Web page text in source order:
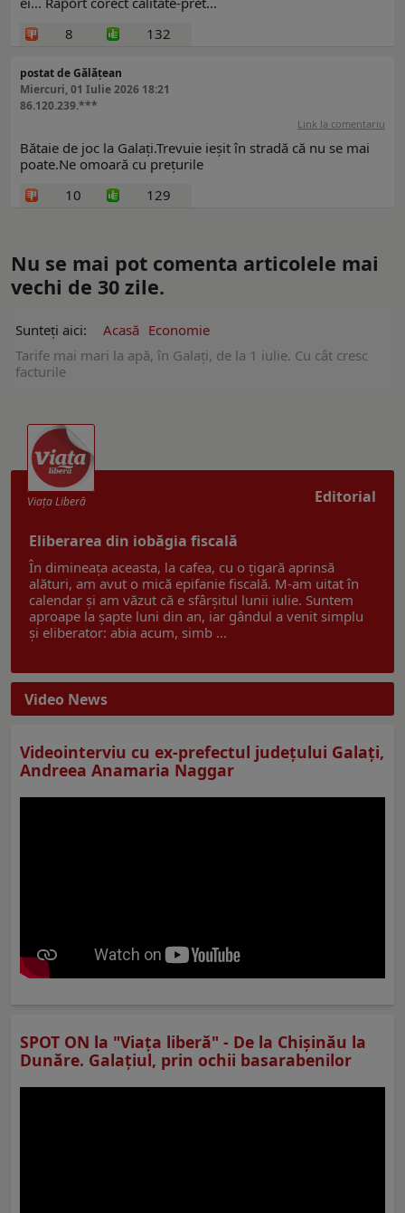
8
132
postat de Gălățean
Miercuri, 01 Iulie 2026 18:21
86.120.239.***
Link la comentariu
Bătaie de joc la Galați.Trevuie ieșit în stradă că nu se mai
poate.Ne omoară cu prețurile
10
129
Nu se mai pot comenta articolele mai
vechi de 30 zile.
Sunteți aici: Acasă Economie
Tarife mai mari la apă, în Galați, de la 1 iulie. Cu cât cresc
facturile
Editorial
Viaţa Liberă
Eliberarea din iobăgia fiscală
În dimineața aceasta, la cafea, cu o țigară aprinsă
alături, am avut o mică epifanie fiscală. M-am uitat în
calendar și am văzut că e sfârșitul lunii iulie. Suntem
aproape la șapte luni din an, iar gândul a venit simplu
și eliberator: abia acum, simb ...
Video News
Videointerviu cu ex-prefectul judeţului Galaţi,
Andreea Anamaria Naggar
SPOT ON la "Viaţa liberă" - De la Chișinău la
Dunăre. Galațiul, prin ochii basarabenilor